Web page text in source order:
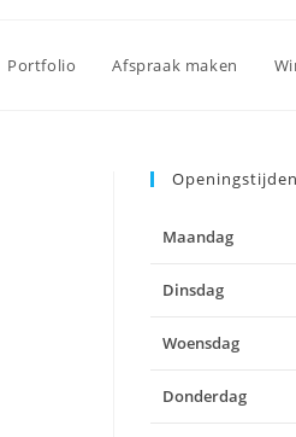
Portfolio Afspraak maken
Openingstijden
Maandag
Dinsdag
Woensdag
Donderdag